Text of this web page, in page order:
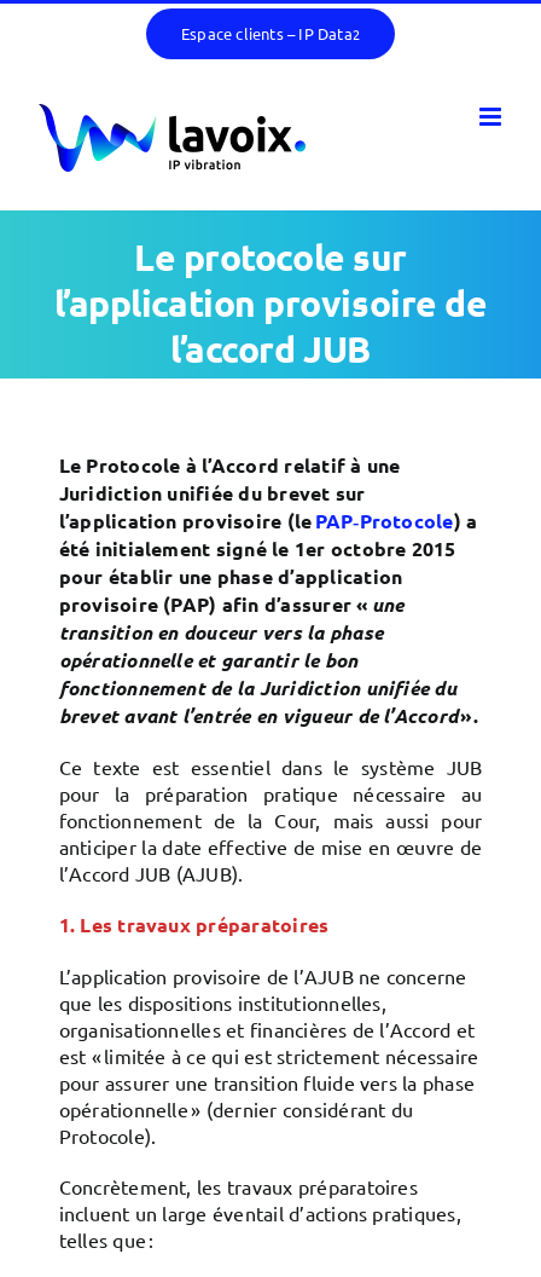
Espace clients – IP Data2
Le protocole sur
l’application provisoire de
l’accord JUB
Le Protocole à l’Accord relatif à une
Juridiction unifiée du brevet sur
l’application provisoire (lePAP‑Protocole) a
été initialement signé le 1er octobre 2015
pour établir une phase d’application
provisoire (PAP) afin d’assurer « une
transition en douceur vers la phase
opérationnelle et garantir le bon
fonctionnement de la Juridiction unifiée du
brevet avant l’entrée en vigueur de l’Accord».
Ce texte est essentiel dans le système JUB
pour la préparation pratique nécessaire au
fonctionnement de la Cour, mais aussi pour
anticiper la date effective de mise en œuvre de
l’Accord JUB (AJUB).
1. Les travaux préparatoires
L’application provisoire de l’AJUB ne concerne
que les dispositions institutionnelles,
organisationnelles et financières de l’Accord et
est « limitée à ce qui est strictement nécessaire
pour assurer une transition fluide vers la phase
opérationnelle » (dernier considérant du
Protocole).
Concrètement, les travaux préparatoires
incluent un large éventail d’actions pratiques,
telles que :